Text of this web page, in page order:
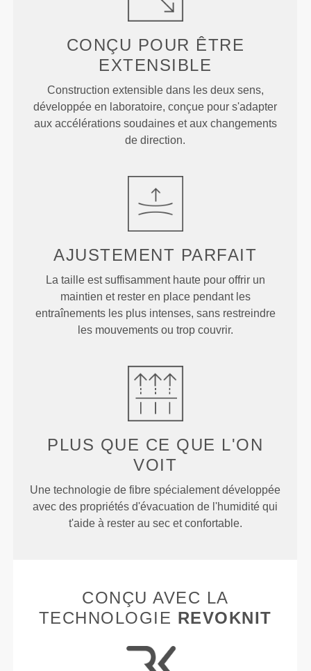
CONÇU POUR ÊTRE
EXTENSIBLE
Construction extensible dans les deux sens,
développée en laboratoire, conçue pour s'adapter
aux accélérations soudaines et aux changements
de direction.
AJUSTEMENT PARFAIT
La taille est suffisamment haute pour offrir un
maintien et rester en place pendant les
entraînements les plus intenses, sans restreindre
les mouvements ou trop couvrir.
PLUS QUE CE QUE L'ON
VOIT
Une technologie de fibre spécialement développée
avec des propriétés d'évacuation de l'humidité qui
t'aide à rester au sec et confortable.
CONÇU AVEC LA
TECHNOLOGIE REVOKNIT